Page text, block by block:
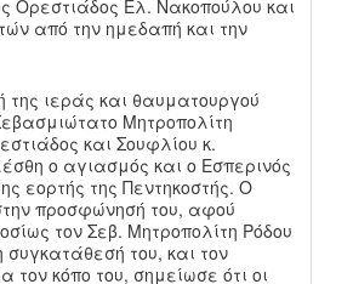
Ορεστιάδος Ελ. Νακοπούλου και
από την ημεδαπή και την
της ιεράς και θαυματουργού
Μητροπολίτη
και Σουφλίου κ.
ο αγιασμός και ο Εσπερινός
εορτής της Πεντηκοστής. Ο
προσφώνησή του, αφού
τον Σεβ. Μητροπολίτη Ρόδου
συγκατάθεσή του, και τον
τον κόπο του, σημείωσε ότι οι